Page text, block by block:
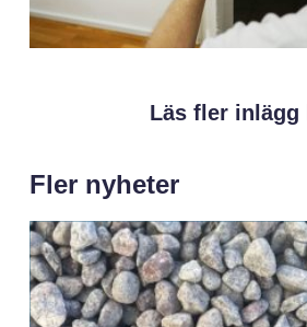
Läs fler inlägg
Fler nyheter